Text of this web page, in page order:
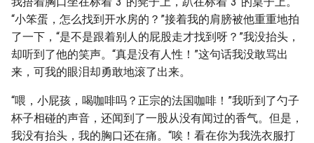
“小笨蛋，怎么找到开水房的？”接着我的肩膀被他重重地拍
了一下，“是不是跟着别人的屁股走才找到呀？”我没抬头，
却听到了他的笑声。“真是没有人性！”这句话我没敢骂出
来，可我的眼泪却勇敢地滚了出来。
“喂，小屁孩，喝咖啡吗？正宗的法国咖啡！”我听到了勺子
杯子相碰的声音，还闻到了一股从没有闻过的香气。但是，
我没有抬头，我的胸口还在痛。“唉！看在你为我洗衣服打